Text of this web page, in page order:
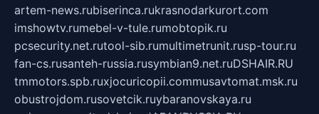
artem-news.rubiserinca.rukrasnodarkurort.com
imshowtv.rumebel-v-tule.rumobtopik.ru
pcsecurity.net.rutool-sib.rumultimetrunit.rusp-tour.ru
fan-cs.rusanteh-russia.rusymbian9.net.ruDSHAIR.RU
tmmotors.spb.ruxjocuricopii.commusavtomat.msk.ru
obustrojdom.rusovetcik.ruybaranovskaya.ru